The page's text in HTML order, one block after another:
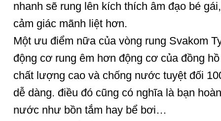
nhanh sẽ rung lên kích thích âm đạo bé
cảm giác mãnh liệt hơn.
Một ưu điểm nữa của vòng rung Svakom
động cơ rung êm hơn động cơ của đồng
chất lượng cao và chống nước tuyệt đối
dễ dàng. điều đó cũng có nghĩa là bạn
nước như bồn tắm hay bể bơi…